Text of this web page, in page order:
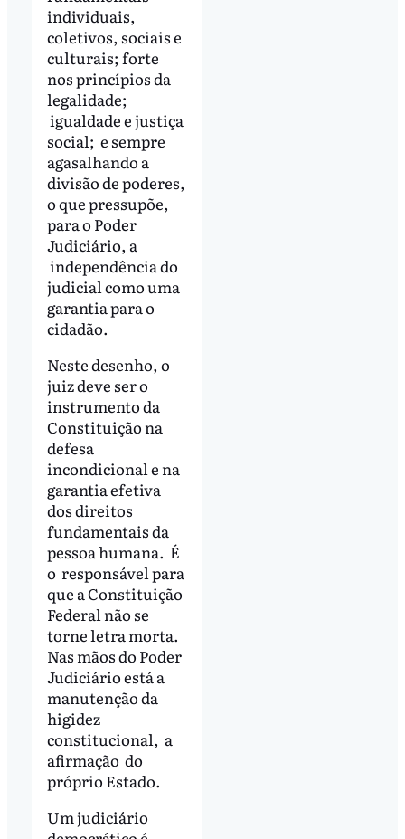
individuais,
coletivos, sociais e
culturais; forte
nos princípios da
legalidade;
igualdade e justiça
social; e sempre
agasalhando a
divisão de poderes,
o que pressupõe,
para o Poder
Judiciário, a
independência do
judicial como uma
garantia para o
cidadão.
Neste desenho, o
juiz deve ser o
instrumento da
Constituição na
defesa
incondicional e na
garantia efetiva
dos direitos
fundamentais da
pessoa humana. É
o responsável para
que a Constituição
Federal não se
torne letra morta.
Nas mãos do Poder
Judiciário está a
manutenção da
higidez
constitucional, a
afirmação do
próprio Estado.
Um judiciário